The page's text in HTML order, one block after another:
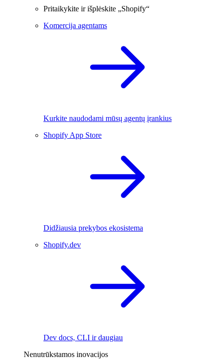
Pritaikykite ir išplėskite „Shopify“
Komercija agentams
Kurkite naudodami mūsų agentų įrankius
Shopify App Store
Didžiausia prekybos ekosistema
Shopify.dev
Dev docs, CLI ir daugiau
Nenutrūkstamos inovacijos